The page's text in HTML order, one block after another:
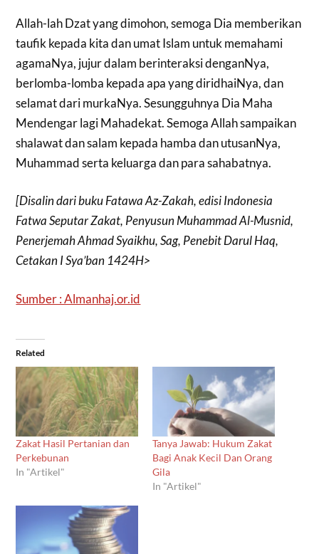
Allah-lah Dzat yang dimohon, semoga Dia memberikan
taufik kepada kita dan umat Islam untuk memahami
agamaNya, jujur dalam berinteraksi denganNya,
berlomba-lomba kepada apa yang diridhaiNya, dan
selamat dari murkaNya. Sesungguhnya Dia Maha
Mendengar lagi Mahadekat. Semoga Allah sampaikan
shalawat dan salam kepada hamba dan utusanNya,
Muhammad serta keluarga dan para sahabatnya.
[Disalin dari buku Fatawa Az-Zakah, edisi Indonesia
Fatwa Seputar Zakat, Penyusun Muhammad Al-Musnid,
Penerjemah Ahmad Syaikhu, Sag, Penebit Darul Haq,
Cetakan I Sya’ban 1424H>
Sumber : Almanhaj.or.id
Related
Zakat Hasil Pertanian dan
Perkebunan
In "Artikel"
Tanya Jawab: Hukum Zakat
Bagi Anak Kecil Dan Orang
Gila
In "Artikel"